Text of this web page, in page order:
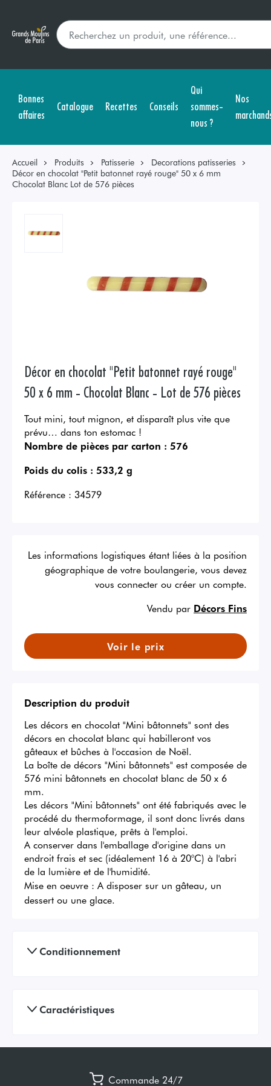
Bonnes
affaires
Catalogue Recettes Conseils
Qui
sommes-
nous ?
Nos
Accueil Produits Patisserie
Decorations patisseries
Décor en chocolat "Petit batonnet rayé rouge" 50 x 6 mm
Chocolat Blanc Lot de 576 pièces
Décor en chocolat "Petit batonnet rayé rouge"
50 x 6 mm - Chocolat Blanc - Lot de 576 pièces
Tout mini, tout mignon, et disparaît plus vite que
prévu… dans ton estomac !
Nombre de pièces par carton : 576
Poids du colis : 533,2 g
Référence : 34579
Les informations logistiques étant liées à la position
géographique de votre boulangerie, vous devez
vous connecter ou créer un compte.
Vendu par Décors Fins
Voir le prix
Description du produit
Les décors en chocolat "Mini bâtonnets" sont des
décors en chocolat blanc qui habilleront vos
gâteaux et bûches à l'occasion de Noël.
La boîte de décors "Mini bâtonnets" est composée de
576 mini bâtonnets en chocolat blanc de 50 x 6
mm.
Les décors "Mini bâtonnets" ont été fabriqués avec le
procédé du thermoformage, il sont donc livrés dans
leur alvéole plastique, prêts à l'emploi.
A conserver dans l'emballage d'origine dans un
endroit frais et sec (idéalement 16 à 20°C) à l'abri
de la lumière et de l'humidité.
Mise en oeuvre : A disposer sur un gâteau, un
dessert ou une glace.
Conditionnement
Caractéristiques
Commande 24/7